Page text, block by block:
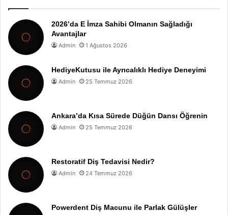
2026’da E İmza Sahibi Olmanın Sağladığı
Avantajlar
Admin 1 Ağustos 2026
HediyeKutusu ile Ayrıcalıklı Hediye Deneyimi
Admin 25 Temmuz 2026
Ankara’da Kısa Sürede Düğün Dansı Öğrenin
Admin 25 Temmuz 2026
Restoratif Diş Tedavisi Nedir?
Admin 24 Temmuz 2026
Powerdent Diş Macunu ile Parlak Gülüşler